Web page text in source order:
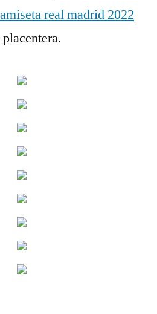
real madrid 2022